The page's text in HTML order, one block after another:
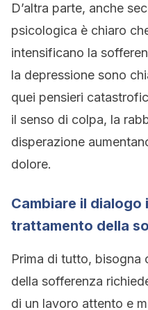
D’altra parte, anche
psicologica è chiaro
intensificano la
la depressione sono
quei pensieri
il senso di colpa, la
disperazione
dolore.
Cambiare il dialogo
trattamento della
Prima di tutto, bisogna
della sofferenza
di un lavoro attento e